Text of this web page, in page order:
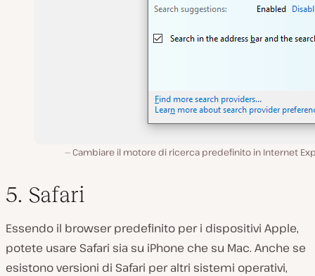
Cambiare il motore di ricerca predefinito in Internet
5. Safari
Essendo il browser predefinito per i dispositivi Apple,
potete usare Safari sia su iPhone che su Mac. Anche se
esistono versioni di Safari per altri sistemi operativi,